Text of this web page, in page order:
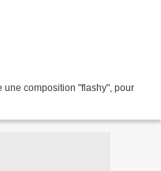
une composition "flashy", pour